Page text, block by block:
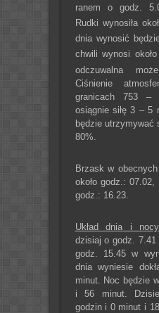
ranem o godz.
Rudki wynosiła
dnia wynosić
chwili wynosi
odczuwalna
Ciśnienie
granicach 753 –
osiągnie siłę 3 – 5
będzie utrzymywać
80%.
Brzask w
około godz.:
godz.: 16.23.
Układ dnia i
dzisiaj o godz.
godz. 15.45 w
dnia wyniesie
minut. Noc będzie
i 56 minut.
godzin i 0 minut i